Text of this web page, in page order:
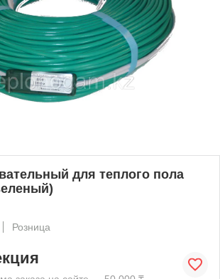
для теплого пола
Розница